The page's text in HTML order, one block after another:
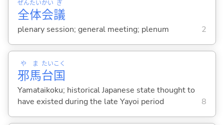
全
ぜん
体
たい
会
かい
議
ぎ
plenary session; general meeting; plenum 2
邪
や
馬
ま
台
たい
国
こく
Yamataikoku; historical Japanese state thought to
have existed during the late Yayoi period
8